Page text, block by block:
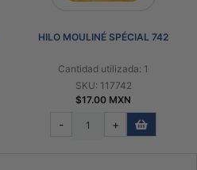
HILO MOULINÉ SPÉCIAL 742
Cantidad utilizada: 1
SKU: 117742
$17.00 MXN
- +